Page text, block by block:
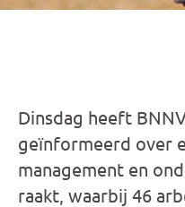
Dinsdag heeft
geïnformeerd over
management en
raakt, waarbij 46